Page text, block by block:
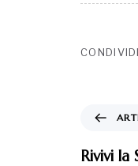
CONDIVIDI
Rivivi la